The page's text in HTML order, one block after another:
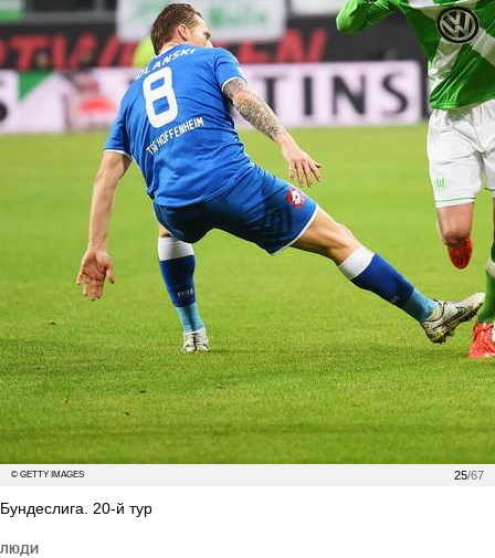
25/67
© GETTY IMAGES
Бундеслига. 20-й тур
ЛЮДИ